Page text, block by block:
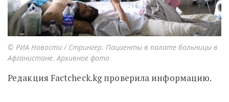
© РИА Новости / Стрингер. Пациенты в палате больницы в
Афганистане. Архивное фото
Редакция Factcheck.kg проверила информацию.